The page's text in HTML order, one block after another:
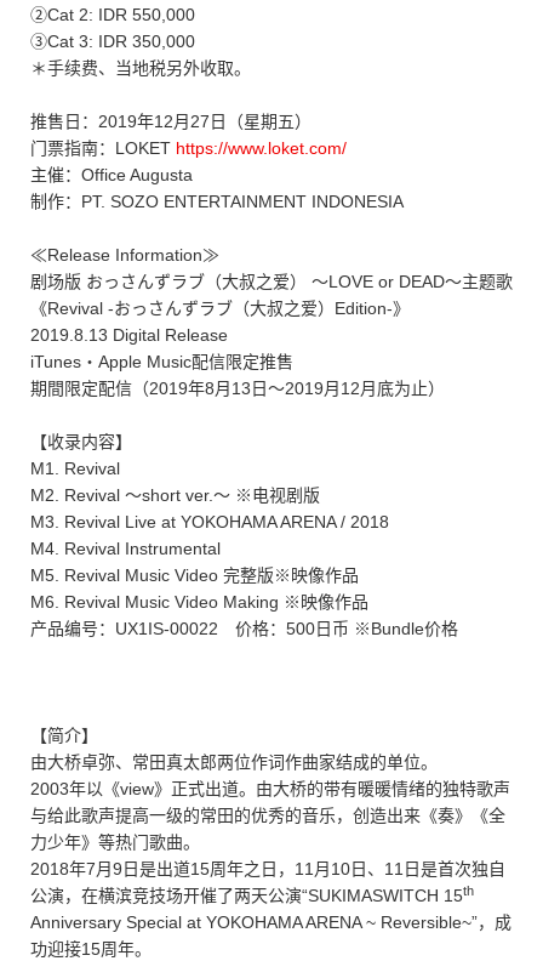
②Cat 2: IDR 550,000
③Cat 3: IDR 350,000
＊手续费、当地税另外收取。
推售日：2019年12月27日（星期五）
门票指南：LOKET https://www.loket.com/
主催：Office Augusta
制作：PT. SOZO ENTERTAINMENT INDONESIA
≪Release Information≫
剧场版 おっさんずラブ（大叔之爱） ～LOVE or DEAD～主题歌
《Revival -おっさんずラブ（大叔之爱）Edition-》
2019.8.13 Digital Release
iTunes・Apple Music配信限定推售
期間限定配信（2019年8月13日～2019月12月底为止）
【收录内容】
M1. Revival
M2. Revival ～short ver.～ ※电视剧版
M3. Revival Live at YOKOHAMA ARENA / 2018
M4. Revival Instrumental
M5. Revival Music Video 完整版※映像作品
M6. Revival Music Video Making ※映像作品
产品编号：UX1IS-00022 价格：500日币 ※Bundle价格
【简介】
由大桥卓弥、常田真太郎两位作词作曲家结成的单位。
2003年以《view》正式出道。由大桥的带有暖暖情绪的独特歌声
与给此歌声提高一级的常田的优秀的音乐，创造出来《奏》《全
力少年》等热门歌曲。
2018年7月9日是出道15周年之日，11月10日、11日是首次独自
公演，在横滨竞技场开催了两天公演“SUKIMASWITCH 15th
Anniversary Special at YOKOHAMA ARENA ~ Reversible~”，成
功迎接15周年。